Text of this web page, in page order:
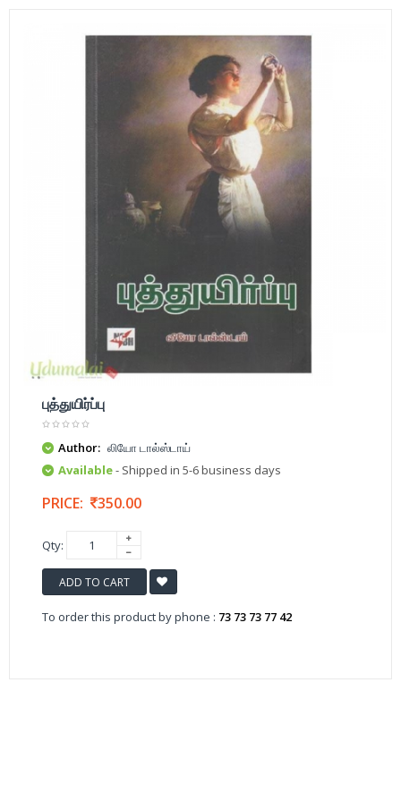
புத்துயிர்ப்பு
Author: லியோ டால்ஸ்டாய்
Available- Shipped in 5-6 business days
PRICE: 350.00
Qty:
ADD TO CART
To order this product by phone : 73 73 73 77 42